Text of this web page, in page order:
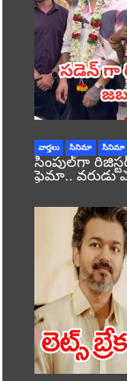
వార్తలు సినిమా సినిమా
సింపుల్‌గా
ఫైమా.. వరుడు